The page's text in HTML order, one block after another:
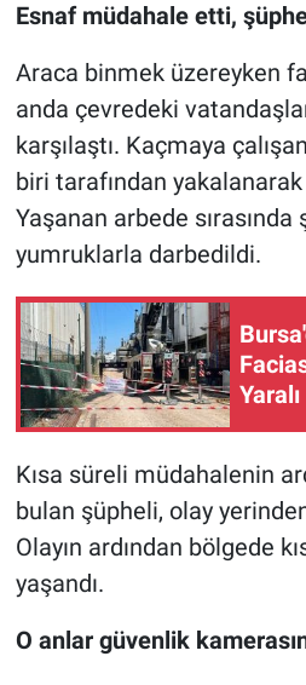
Esnaf müdahale etti,
Araca binmek üzereyken
anda çevredeki
karşılaştı. Kaçmaya
biri tarafından
Yaşanan arbede sırasında
yumruklarla darbedildi.
Yaralı
Kısa süreli müdahalenin
bulan şüpheli, olay
Olayın ardından bölgede
yaşandı.
O anlar güvenlik